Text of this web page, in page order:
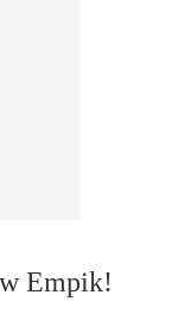
Empik!